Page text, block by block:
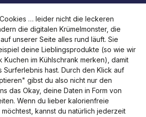
… leider nicht die leckeren
die digitalen Krümelmonster, die
unserer Seite alles rund läuft. Sie
deine Lieblingsprodukte (so wie wir
Kuchen im Kühlschrank merken), damit
Surferlebnis hast. Durch den Klick auf
gibst du also nicht nur den
das Okay, deine Daten in Form von
Wenn du lieber kalorienfreie
kannst du natürlich jederzeit